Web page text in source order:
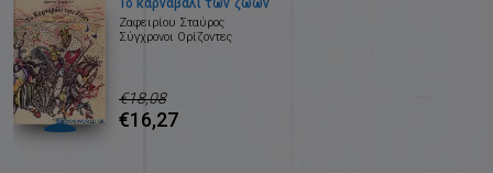
Το καρναβάλι των ζώων
Ζαφειρίου Σταύρος
Σύγχρονοι Ορίζοντες
€18,08
€16,27